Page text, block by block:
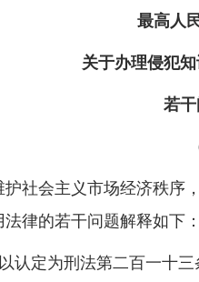
最高人
关于办理侵犯
若干
会主义市场经济秩序
律的若干问题解释如下：
认定为刑法第二百一十三